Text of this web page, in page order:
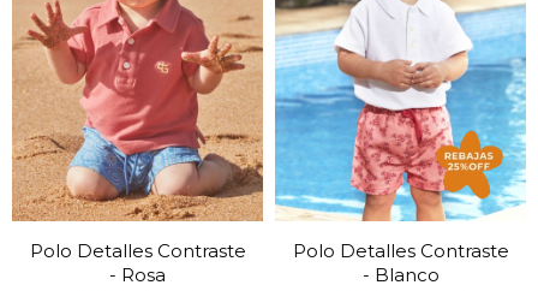
Polo Detalles Contraste
- Rosa
Polo Detalles Contraste
- Blanco